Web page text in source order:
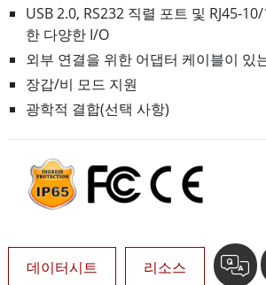
패널 PC
컴퓨팅
스테인리스
USB 2.0, RS232 직렬 포트 및 RJ45-
한 다양한 I/O
외부 연결을 위한 어댑터 케이블이 있
장갑/비 모드 지원
광학적 결합(선택 사항)
데이터시트 리소스